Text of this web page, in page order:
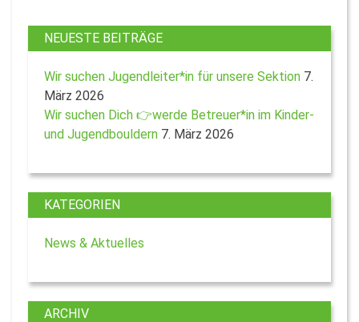
NEUESTE BEITRÄGE
Wir suchen Jugendleiter*in für unsere Sektion 7.
März 2026
Wir suchen Dich 👉werde Betreuer*in im Kinder-
und Jugendbouldern 7. März 2026
KATEGORIEN
News & Aktuelles
ARCHIV